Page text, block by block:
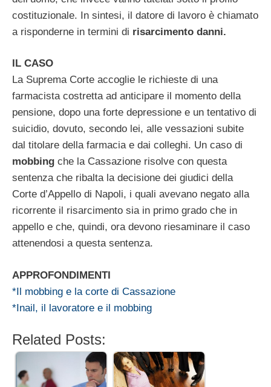
costituzionale. In sintesi, il datore di lavoro è chiamato
a risponderne in termini di risarcimento danni.
IL CASO
La Suprema Corte accoglie le richieste di una
farmacista costretta ad anticipare il momento della
pensione, dopo una forte depressione e un tentativo di
suicidio, dovuto, secondo lei, alle vessazioni subite
dal titolare della farmacia e dai colleghi. Un caso di
mobbing che la Cassazione risolve con questa
sentenza che ribalta la decisione dei giudici della
Corte d’Appello di Napoli, i quali avevano negato alla
ricorrente il risarcimento sia in primo grado che in
appello e che, quindi, ora devono riesaminare il caso
attenendosi a questa sentenza.
APPROFONDIMENTI
*Il mobbing e la corte di Cassazione
*Inail, il lavoratore e il mobbing
Related Posts: